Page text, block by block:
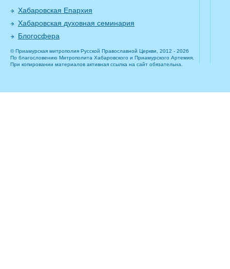
Хабаровская Епархия
Хабаровская духовная семинария
Блогосфера
© Приамурская митрополия Русской Православной Церкви, 2012 - 2026
По благословению Митрополита Хабаровского и Приамурского Артемия.
При копировании материалов активная ссылка на сайт обязательна.